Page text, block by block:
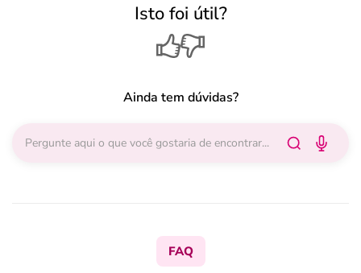
Isto foi útil?
Ainda tem dúvidas?
FAQ